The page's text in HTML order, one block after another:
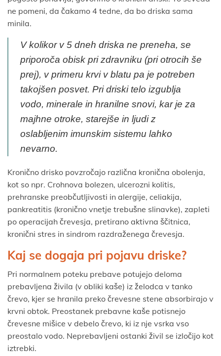
ne pomeni, da čakamo 4 tedne, da bo driska sama
minila.
V kolikor v 5 dneh driska ne preneha, se
priporoča obisk pri zdravniku (pri otrocih še
prej), v primeru krvi v blatu pa je potreben
takojšen posvet. Pri driski telo izgublja
vodo, minerale in hranilne snovi, kar je za
majhne otroke, starejše in ljudi z
oslabljenim imunskim sistemu lahko
nevarno.
Kronično drisko povzročajo različna kronična obolenja,
kot so npr. Crohnova bolezen, ulcerozni kolitis,
prehranske preobčutljivosti in alergije, celiakija,
pankreatitis (kronično vnetje trebušne slinavke), zapleti
po operacijah črevesja, pretirano aktivna ščitnica,
kronični stres in sindrom razdraženega črevesja.
Kaj se dogaja pri pojavu driske?
Pri normalnem poteku prebave potujejo deloma
prebavljena živila (v obliki kaše) iz želodca v tanko
črevo, kjer se hranila preko črevesne stene absorbirajo v
krvni obtok. Preostanek prebavne kaše potisnejo
črevesne mišice v debelo črevo, ki iz nje vsrka vso
preostalo vodo. Neprebavljeni ostanki živil se izločijo kot
iztrebki.